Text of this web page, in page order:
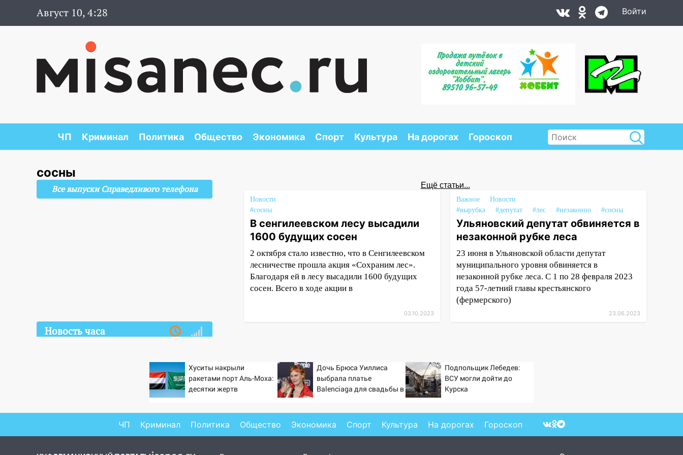
Август 10, 4:28 Войти
ЧП Криминал Политика Общество Экономика Спорт Культура На дорогах Гороскоп
сосны
Ещё статьи...
Новости
#сосны
В сенгилеевском лесу высадили
1600 будущих сосен
2 октября стало известно, что в Сенгилеевском
лесничестве прошла акция «Сохраним лес».
Благодаря ей в лесу высадили 1600 будущих
сосен. Всего в ходе акции в
03.10.2023
Важное
Новости
#вырубка
#депутат #лес #незаконно #сосны
Ульяновский депутат обвиняется в
незаконной рубке леса
23 июня в Ульяновской области депутат
муниципального уровня обвиняется в
незаконной рубке леса. С 1 по 28 февраля 2023
года 57-летний главы крестьянского
(фермерского)
23.06.2023
Все выпуски Справедливого телефона
Новость часа
В Ульяновске во время
диспансеризации у 26-летнего
парня выявили онкологию
ветреный день: прогноз погоды
в Ульяновске 10 августа
Хуситы накрыли
ракетами порт Аль-Моха:
десятки жертв
Дочь Брюса Уиллиса
выбрала платье
Balenciaga для свадьбы в
Подпольщик Лебедев:
ВСУ могли дойти до
Курска
ЧП Криминал Политика Общество Экономика Спорт Культура На дорогах Гороскоп